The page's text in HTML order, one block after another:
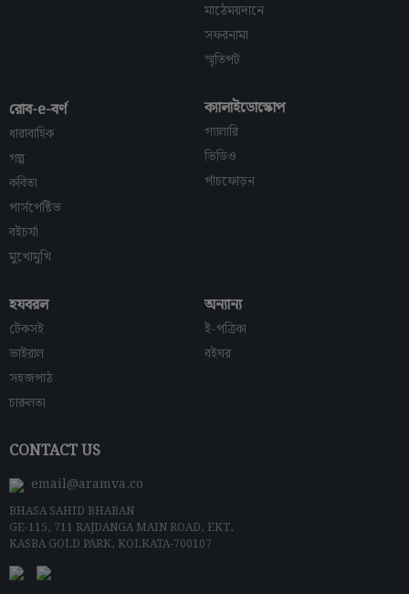
মাঠেময়দানে
সফরনামা
স্মৃতিপট
রোব-e-বর্ণ
ধারাবাহিক
গল্প
কবিতা
পার্সপেক্টিভ
বইচর্যা
মুখোমুখি
ক্যালাইডোস্কোপ
গ্যালারি
ভিডিও
পাঁচফোড়ন
হযবরল
টেকসই
ভাইরাল
সহজপাঠ
চারুলতা
অন্যান্য
ই-পত্রিকা
বইঘর
CONTACT US
email@aramva.co
BHASA SAHID BHABAN
GE-115, 711 RAJDANGA MAIN ROAD, EKT,
KASBA GOLD PARK, KOLKATA-700107